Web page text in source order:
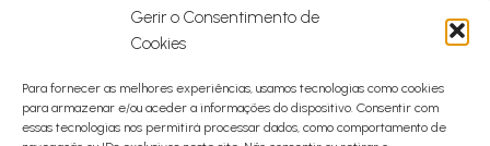
Gerir o Consentimento de
Cookies
Para fornecer as melhores experiências, usamos tecnologias como cookies
para armazenar e/ou aceder a informações do dispositivo. Consentir com
essas tecnologias nos permitirá processar dados, como comportamento de
* = required field